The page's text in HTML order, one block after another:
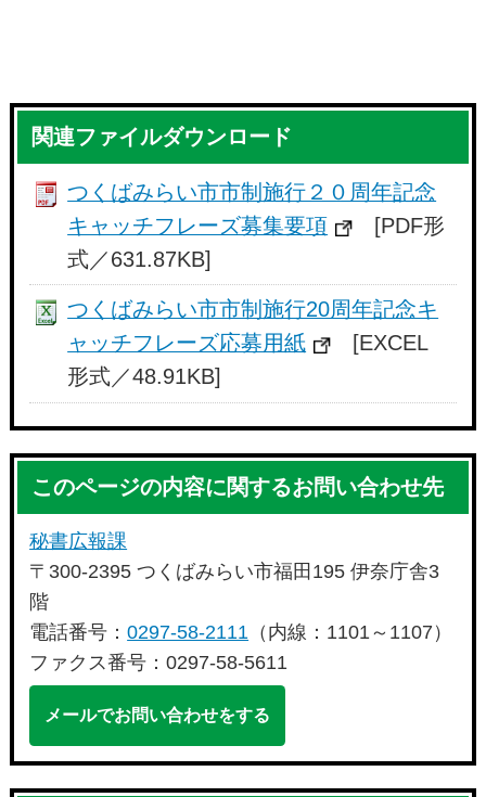
関連ファイルダウンロード
つくばみらい市市制施行２０周年記念
キャッチフレーズ募集要項
[PDF形
式／631.87KB]
つくばみらい市市制施行20周年記念キ
ャッチフレーズ応募用紙
[EXCEL
形式／48.91KB]
このページの内容に関するお問い合わせ先
秘書広報課
〒300-2395 つくばみらい市福田195 伊奈庁舎3
階
電話番号：0297-58-2111 （内線：1101～1107）
ファクス番号：0297-58-5611
メールでお問い合わせをする